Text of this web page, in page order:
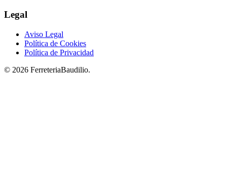
Legal
Aviso Legal
Política de Cookies
Política de Privacidad
© 2026 FerreteriaBaudilio.